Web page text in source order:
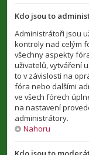
Kdo jsou to
Administrátoři jsou
kontroly nad celým
všechny aspekty
uživatelů, vytváření
to v závislosti na
fóra nebo dalšími
ve všech fórech
na nastavení
administrátory.
Nahoru